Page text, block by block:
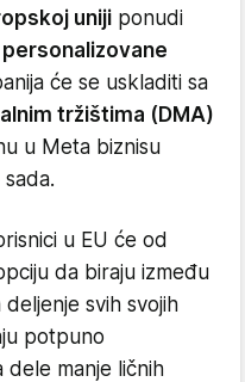
uniji ponudi
personalizovane
će se uskladiti sa
tržištima (DMA)
u Meta biznisu
u EU će od
da biraju između
svih svojih
potpuno
dele manje ličnih